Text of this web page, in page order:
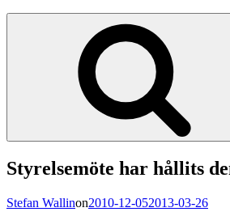
Styrelsemöte har hållits
Stefan Wallinon2010-12-052013-03-26